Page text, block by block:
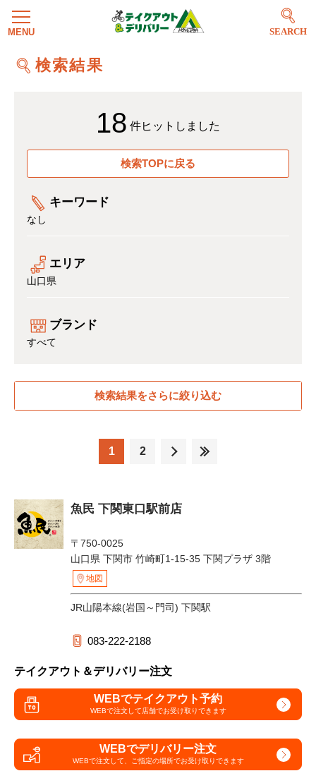
SEARCH
検索結果
18 件ヒットしました
検索TOPに戻る
キーワード
なし
エリア
山口県
ブランド
すべて
検索結果をさらに絞り込む
1 2
魚民 下関東口駅前店
〒750-0025
山口県 下関市 竹崎町1-15-35 下関プラザ 3階
地図
JR山陽本線(岩国～門司) 下関駅
083-222-2188
テイクアウト＆デリバリー注文
WEBでテイクアウト予約
WEBで注文して店舗でお受け取りできます
WEBでデリバリー注文
WEBで注文して、 ご指定の場所でお受け取りできます